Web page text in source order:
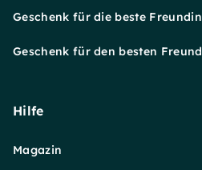
Geschenk für die beste Freundin
Geschenk für den besten Freund
Hilfe
Magazin